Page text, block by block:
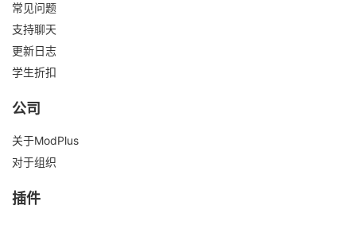
常见问题
支持聊天
更新日志
学生折扣
公司
关于ModPlus
对于组织
插件